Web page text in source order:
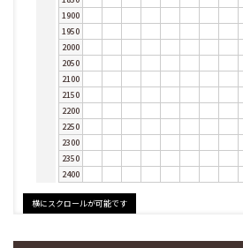
1900
1950
2000
2050
2100
2150
2200
2250
2300
2350
2400